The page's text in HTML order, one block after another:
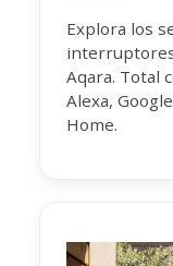
Explora los
Aqara. Total
Alexa,
Home.